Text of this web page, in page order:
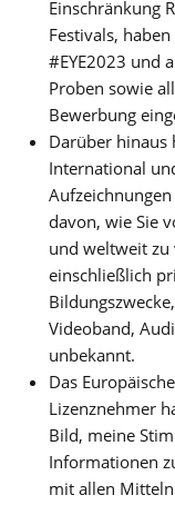
Einschränkung
Festivals,
#EYE2023 und
Proben sowie
Bewerbung
Darüber hinaus
International
davon, wie Sie
und weltweit zu
einschließlich
Videoband,
unbekannt.
Das
Lizenznehmer
Bild, meine
Informationen
mit allen